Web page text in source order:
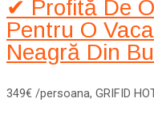
✔ Profită De
Pentru O
Neagră Din
349€ /persoana, GRIFID